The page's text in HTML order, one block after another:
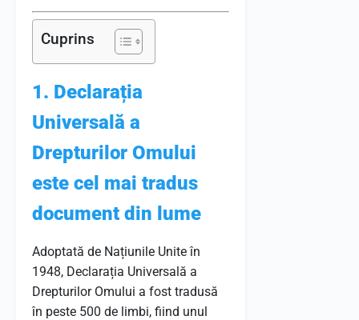
Cuprins
1. Declarația
Universală a
Drepturilor Omului
este cel mai tradus
document din lume
Adoptată de Națiunile Unite în
1948, Declarația Universală a
Drepturilor Omului a fost tradusă
în peste 500 de limbi, fiind unul